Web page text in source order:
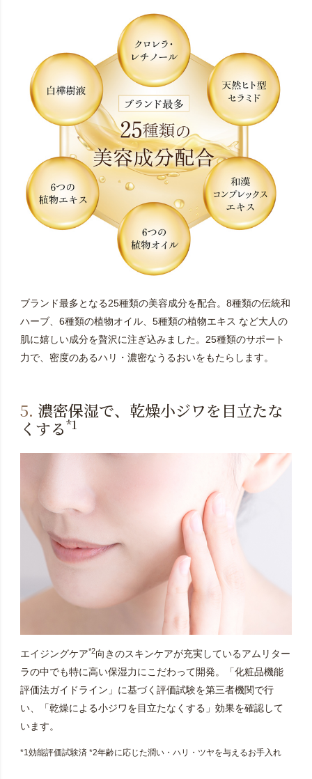
ブランド最多となる25種類の美容成分を配合。8種類の伝統和
ハーブ、6種類の植物オイル、5種類の植物エキス など大人の
肌に嬉しい成分を贅沢に注ぎ込みました。25種類のサポート
力で、密度のあるハリ・濃密なうるおいをもたらします。
5. 濃密保湿で、乾燥小ジワを目立たな
くする*1
エイジングケア*2向きのスキンケアが充実しているアムリター
ラの中でも特に高い保湿力にこだわって開発。「化粧品機能
評価法ガイドライン」に基づく評価試験を第三者機関で行
い、「乾燥による小ジワを目立たなくする」効果を確認して
います。
*1効能評価試験済 *2年齢に応じた潤い・ハリ・ツヤを与えるお手入れ